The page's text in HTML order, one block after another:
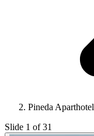
Pineda Aparthotel
Slide 1 of 31